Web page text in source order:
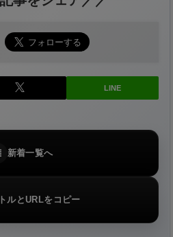
LINE
新着一覧へ
ルとURLをコピー